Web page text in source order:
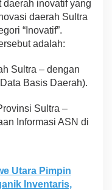
daerah inovatif yang
daerah Sultra
“Inovatif”.
adalah:
Sultra – dengan
Basis Daerah).
Sultra –
Informasi ASN di
Utara Pimpin
Inventaris,